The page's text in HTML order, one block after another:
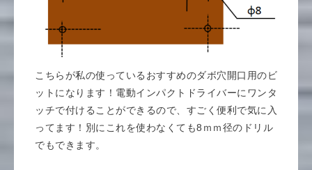
こちらが私の使っているおすすめのダボ穴開口用のビ
ットになります！電動インパクトドライバーにワンタ
ッチで付けることができるので、すごく便利で気に入
ってます！別にこれを使わなくても8ｍｍ径のドリル
でもできます。